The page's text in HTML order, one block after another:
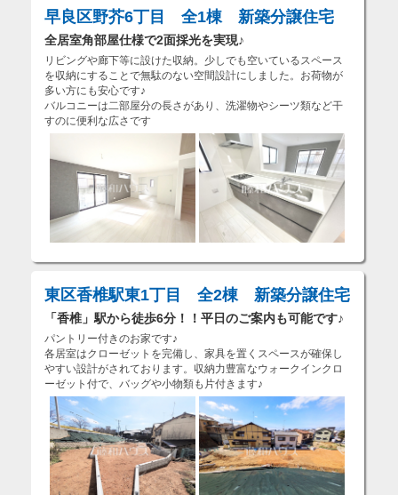
早良区野芥6丁目 全1棟 新築分譲住宅
全居室角部屋仕様で2面採光を実現♪
リビングや廊下等に設けた収納。少しでも空いているスペース
を収納にすることで無駄のない空間設計にしました。お荷物が
多い方にも安心です♪
バルコニーは二部屋分の長さがあり、洗濯物やシーツ類など干
すのに便利な広さです
東区香椎駅東1丁目 全2棟 新築分譲住宅
「香椎」駅から徒歩6分！！平日のご案内も可能です♪
パントリー付きのお家です♪
各居室はクローゼットを完備し、家具を置くスペースが確保し
やすい設計がされております。収納力豊富なウォークインクロ
ーゼット付で、バッグや小物類も片付きます♪